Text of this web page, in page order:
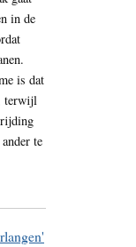
in de
is dat
terwijl
te